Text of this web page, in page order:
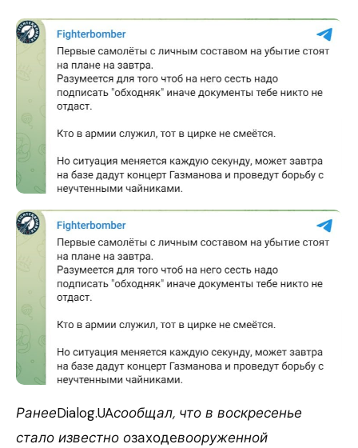
РанееDialog.UAсообщал, что в воскресенье
стало известно озаходевооруженной